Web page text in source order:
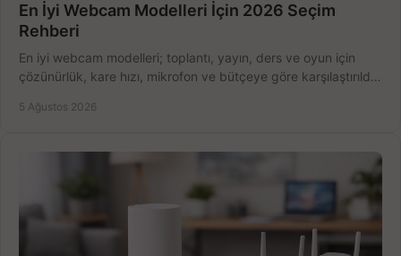
En İyi Webcam Modelleri İçin 2026 Seçim
Rehberi
En iyi webcam modelleri; toplantı, yayın, ders ve oyun için
çözünürlük, kare hızı, mikrofon ve bütçeye göre karşılaştırıldı.
5 Ağustos 2026